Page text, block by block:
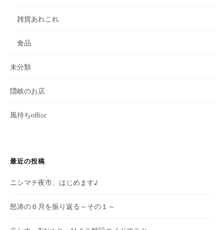
雑貨あれこれ
食品
未分類
隠岐のお店
風待ちoffice
最近の投稿
ニシマチ夜市、はじめます♪
怒涛の６月を振り返る～その１～